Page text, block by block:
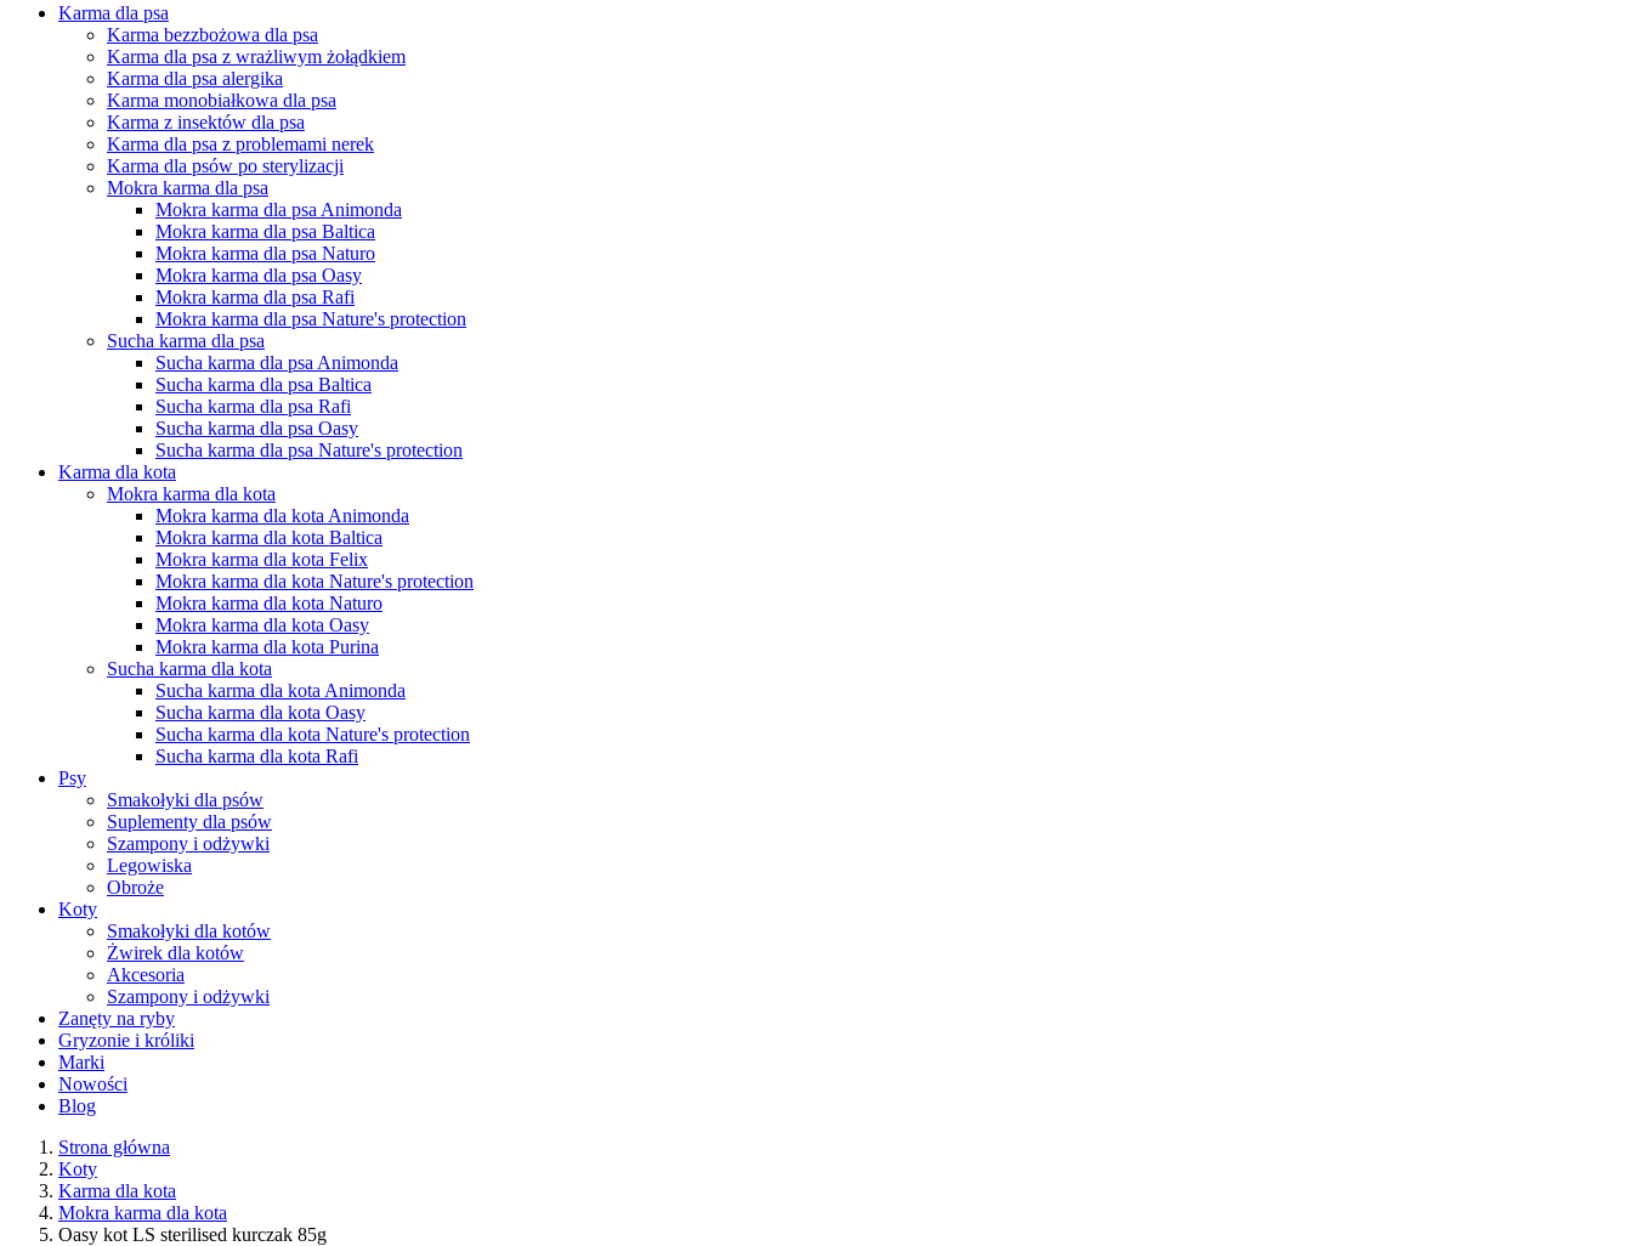
Karma dla psa
Karma bezzbożowa dla psa
Karma dla psa z wrażliwym żołądkiem
Karma dla psa alergika
Karma monobiałkowa dla psa
Karma z insektów dla psa
Karma dla psa z problemami nerek
Karma dla psów po sterylizacji
Mokra karma dla psa
Mokra karma dla psa Animonda
Mokra karma dla psa Baltica
Mokra karma dla psa Naturo
Mokra karma dla psa Oasy
Mokra karma dla psa Rafi
Mokra karma dla psa Nature's protection
Sucha karma dla psa
Sucha karma dla psa Animonda
Sucha karma dla psa Baltica
Sucha karma dla psa Rafi
Sucha karma dla psa Oasy
Sucha karma dla psa Nature's protection
Karma dla kota
Mokra karma dla kota
Mokra karma dla kota Animonda
Mokra karma dla kota Baltica
Mokra karma dla kota Felix
Mokra karma dla kota Nature's protection
Mokra karma dla kota Naturo
Mokra karma dla kota Oasy
Mokra karma dla kota Purina
Sucha karma dla kota
Sucha karma dla kota Animonda
Sucha karma dla kota Oasy
Sucha karma dla kota Nature's protection
Sucha karma dla kota Rafi
Psy
Smakołyki dla psów
Suplementy dla psów
Szampony i odżywki
Legowiska
Obroże
Koty
Smakołyki dla kotów
Żwirek dla kotów
Akcesoria
Szampony i odżywki
Zanęty na ryby
Gryzonie i króliki
Marki
Nowości
Blog
Strona główna
Koty
Karma dla kota
Mokra karma dla kota
Oasy kot LS sterilised kurczak 85g